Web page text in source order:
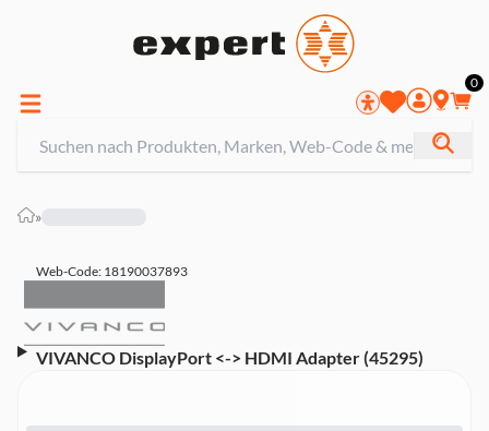
0
»
Web-Code: 18190037893
VIVANCO DisplayPort <-> HDMI Adapter (45295)